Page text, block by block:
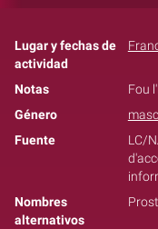
Lugar y fechas de
actividad
Notas
Fou
Género
Fuente
LC/
Nombres
alternativos